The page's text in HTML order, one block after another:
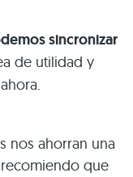
sincronizar
de utilidad y
nos ahorran una
que